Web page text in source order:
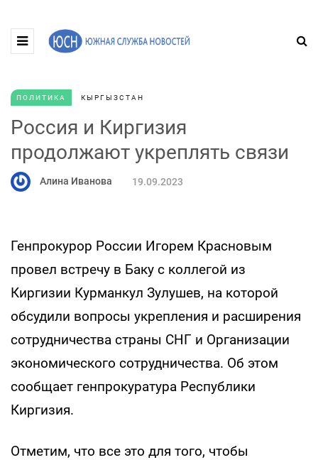
ПОЛИТИКА КЫРГЫЗСТАН
Россия и Киргизия
продолжают укреплять связи
Алина Иванова 19.09.2023
Генпрокурор России Игорем Красновым
провел встречу в Баку с коллегой из
Киргизии Курманкул Зулушев, на которой
обсудили вопросы укрепления и расширения
сотрудничества страны СНГ и Организации
экономического сотрудничества. Об этом
сообщает генпрокуратура Республики
Киргизия.
Отметим, что все это для того, чтобы